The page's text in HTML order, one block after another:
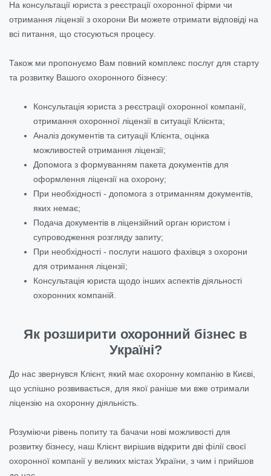
На консультації юриста з реєстрації охоронної фірми чи
отримання ліцензії з охорони Ви можете отримати відповіді на
всі питання, що стосуються процесу.
Також ми пропонуємо Вам повний комплекс послуг для старту
та розвитку Вашого охоронного бізнесу:
Консультація юриста з реєстрації охоронної компанії,
отримання охоронної ліцензії в ситуації Клієнта;
Аналіз документів та ситуації Клієнта, оцінка
можливостей отримання ліцензії;
Допомога з формуванням пакета документів для
оформлення ліцензії на охорону;
При необхідності - допомога з отриманням документів,
яких немає;
Подача документів в ліцензійний орган юристом і
супроводження розгляду запиту;
При необхідності - послуги нашого фахівця з охорони
для отримання ліцензії;
Консультація юриста щодо інших аспектів діяльності
охоронних компаній.
Як розширити охоронний бізнес в
Україні?
До нас звернувся Клієнт, який має охоронну компанію в Києві,
що успішно розвивається, для якої раніше ми вже отримали
ліцензію на охоронну діяльність.
Розуміючи рівень попиту та бачачи нові можливості для
розвитку бізнесу, наш Клієнт вирішив відкрити дві філії своєї
охоронної компанії у великих містах України, з чим і прийшов